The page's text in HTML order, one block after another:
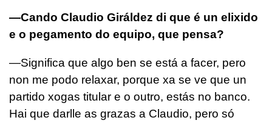
—Cando Claudio Giráldez di que é un elixido
e o pegamento do equipo, que pensa?
—Significa que algo ben se está a facer, pero
non me podo relaxar, porque xa se ve que un
partido xogas titular e o outro, estás no banco.
Hai que darlle as grazas a Claudio, pero só